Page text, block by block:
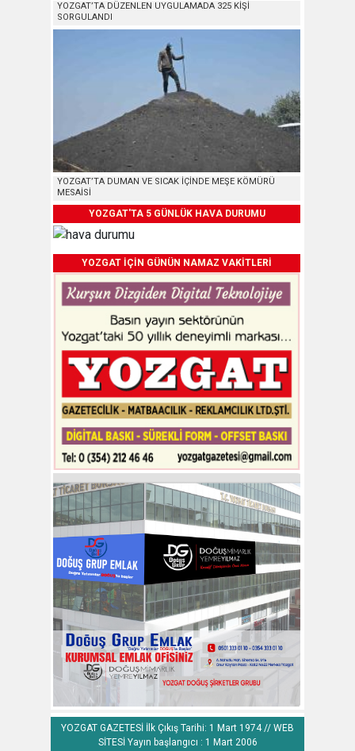
YOZGAT’TA DÜZENLEN UYGULAMADA 325 KİŞİ
SORGULANDI
YOZGAT’TA DUMAN VE SICAK İÇİNDE MEŞE KÖMÜRÜ
MESAİSİ
YOZGAT'TA 5 GÜNLÜK HAVA DURUMU
YOZGAT İÇİN GÜNÜN NAMAZ VAKİTLERİ
YOZGAT GAZETESİ İlk Çıkış Tarihi: 1 Mart 1974 // WEB
SİTESİ Yayın başlangıcı : 1 Mart 2006